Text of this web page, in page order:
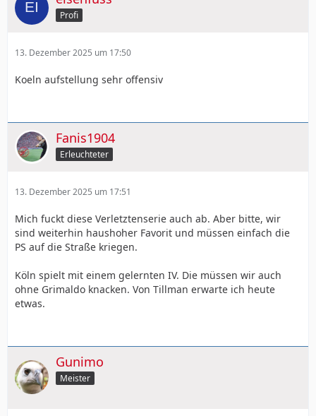
Profi
13. Dezember 2025 um 17:50
Koeln aufstellung sehr offensiv
Fanis1904
Erleuchteter
13. Dezember 2025 um 17:51
Mich fuckt diese Verletztenserie auch ab. Aber bitte, wir
sind weiterhin haushoher Favorit und müssen einfach die
PS auf die Straße kriegen.
Köln spielt mit einem gelernten IV. Die müssen wir auch
ohne Grimaldo knacken. Von Tillman erwarte ich heute
etwas.
Gunimo
Meister